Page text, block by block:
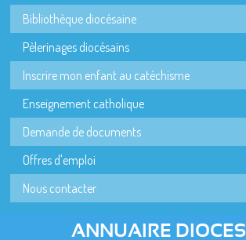
Bibliothèque diocésaine
Pèlerinages diocésains
Inscrire mon enfant au catéchisme
Enseignement catholique
Demande de documents
Offres d'emploi
Nous contacter
ANNUAIRE